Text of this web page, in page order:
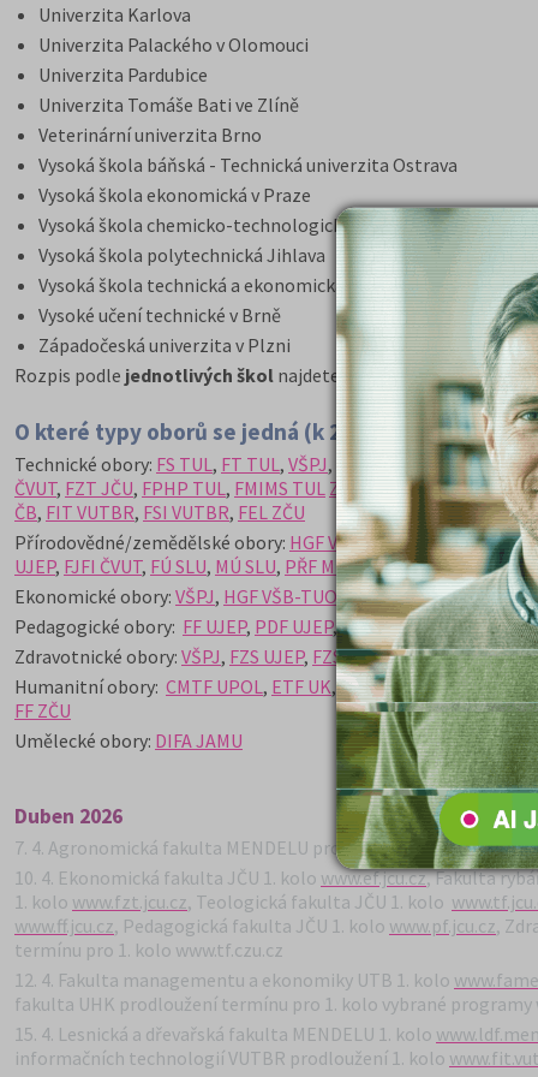
Univerzita Karlova
Univerzita Palackého v Olomouci
Univerzita Pardubice
Univerzita Tomáše Bati ve Zlíně
Veterinární univerzita Brno
Vysoká škola báňská - Technická univerzita Ostrava
Vysoká škola ekonomická v Praze
Vysoká škola chemicko-technologická v Praze
Vysoká škola polytechnická Jihlava
Vysoká škola technická a ekonomická v Českých Budějovicích
Vysoké učení technické v Brně
Západočeská univerzita v Plzni
Rozpis podle jednotlivých škol najdete v příloze k článku.
O které typy oborů se jedná (k 22. 7.):
Technické obory: FS TUL , FT TUL , VŠPJ, FBI VŠB-TUO,FEI VŠB-
ČVUT, FZT JČU, FPHP TUL , FMIMS TUL ZF MENDELU,FSI UJEP,
ČB, FIT VUTBR, FSI VUTBR, FEL ZČU
Přírodovědné/zemědělské obory: HGF VŠB-TUO,FCHT VŠCHT,
UJEP, FJFI ČVUT, FÚ SLU, MÚ SLU, PŘF MU,FCHT UPCE,FVHE
Ekonomické obory: VŠPJ, HGF VŠB-TUO,EF TUL,EKF VŠB-TUO,
Pedagogické obory: FF UJEP, PDF UJEP,FPHP TULFF UK,PŘF
Zdravotnické obory: VŠPJ, FZS UJEP, FZS TUL,FVHE VETUNI
Humanitní obory: CMTF UPOL , ETF UK,FF UJEP,PDF UJEP,HTF
FF ZČU
Umělecké obory: DIFA JAMU
Duben 2026
7. 4. Agronomická fakulta MENDELU prodloužení pro 1. kolo
10. 4. Ekonomická fakulta JČU 1. kolo www.ef.jcu.cz, Fakulta
1. kolo www.fzt.jcu.cz, Teologická fakulta JČU 1. kolo
www.ff.jcu.cz, Pedagogická fakulta JČU 1. kolo www.pf.jcu.cz,
termínu pro 1. kolo www.tf.czu.cz
12. 4. Fakulta managementu a ekonomiky UTB 1. kolo
fakulta UHK prodloužení termínu pro 1. kolo vybrané programy
15. 4. Lesnická a dřevařská fakulta MENDELU 1. kolo
informačních technologií VUTBR prodloužení 1. kolo